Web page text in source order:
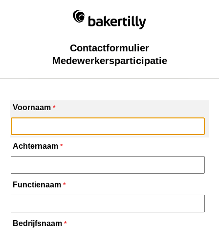
Contactformulier
Medewerkersparticipatie
Voornaam *
Achternaam *
Functienaam *
Bedrijfsnaam *